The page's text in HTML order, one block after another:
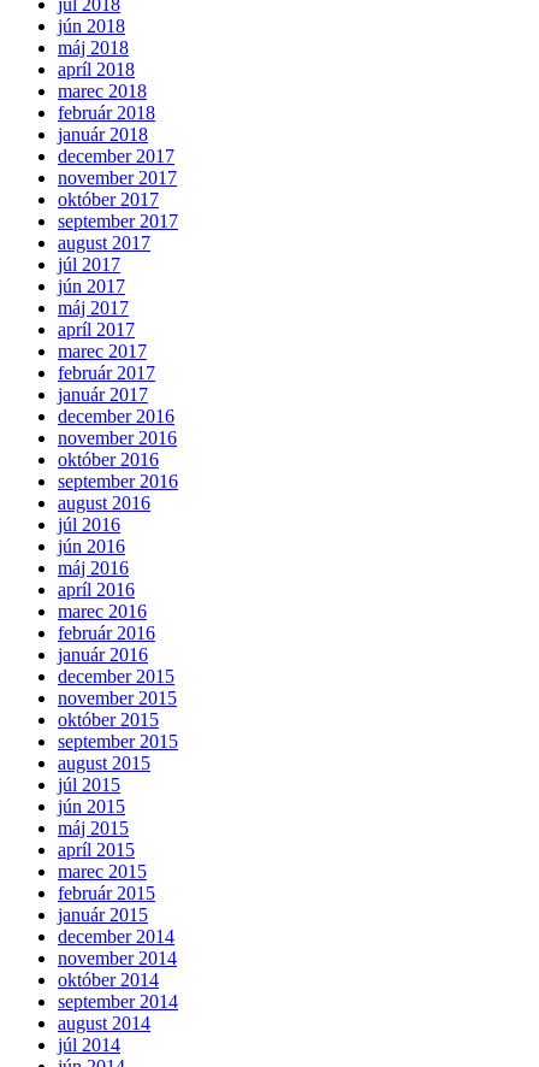
júl 2018
jún 2018
máj 2018
apríl 2018
marec 2018
február 2018
január 2018
december 2017
november 2017
október 2017
september 2017
august 2017
júl 2017
jún 2017
máj 2017
apríl 2017
marec 2017
február 2017
január 2017
december 2016
november 2016
október 2016
september 2016
august 2016
júl 2016
jún 2016
máj 2016
apríl 2016
marec 2016
február 2016
január 2016
december 2015
november 2015
október 2015
september 2015
august 2015
júl 2015
jún 2015
máj 2015
apríl 2015
marec 2015
február 2015
január 2015
december 2014
november 2014
október 2014
september 2014
august 2014
júl 2014